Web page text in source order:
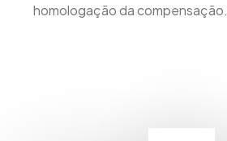
homologação da compensação.